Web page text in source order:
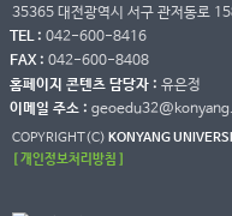
35365 대전광역시 서구 관저동로
TEL : 042-600-8416
FAX : 042-600-8408
홈페이지 콘텐츠 담당자 : 유은정
이메일 주소 :
COPYRIGHT(C) KONYANG
[ 개인정보처리방침 ]